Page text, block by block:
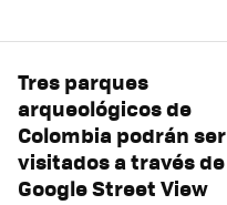
Tres parques
arqueológicos de
Colombia podrán ser
visitados a través de
Google Street View